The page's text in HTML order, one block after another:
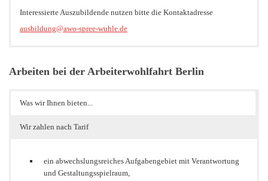
Interessierte Auszubildende nutzen bitte die Kontaktadresse
ausbildung@awo-spree-wuhle.de
Erfüllung ihrer individuellen Fortbildungsauflagen eine Staatliche
Prüfung vorhandener Abschlüsse und Berufserfahrung, sowie eine
https://www.berlin.de/sen/jugend/fachkraefte/quereinstieg-
können Sie sich bei uns bewerben, wenn Sie Ihre duale Ausbildung
über die verschiedenen Schulen, die den berufsbegleitenden Lehrgang
Bewerbungsschreiben richten Sie bitte anausbildung@awo-spree-
Arbeiten bei der Arbeiterwohlfahrt Berlin
Was wir Ihnen bieten...
Wir zahlen nach Tarif
ein abwechslungsreiches Aufgabengebiet mit Verantwortung
und Gestaltungsspielraum,